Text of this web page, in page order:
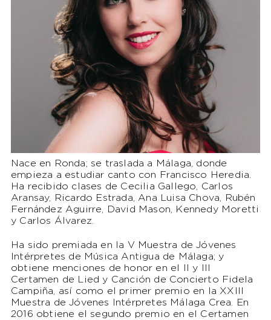
Nace en Ronda; se traslada a Málaga, donde
empieza a estudiar canto con Francisco Heredia.
Ha recibido clases de Cecilia Gallego, Carlos
Aransay, Ricardo Estrada, Ana Luisa Chova, Rubén
Fernández Aguirre, David Mason, Kennedy Moretti
y Carlos Álvarez.
Ha sido premiada en la V Muestra de Jóvenes
Intérpretes de Música Antigua de Málaga; y
obtiene menciones de honor en el II y III
Certamen de Lied y Canción de Concierto Fidela
Campiña, así como el primer premio en la XXIII
Muestra de Jóvenes Intérpretes Málaga Crea. En
2016 obtiene el segundo premio en el Certamen